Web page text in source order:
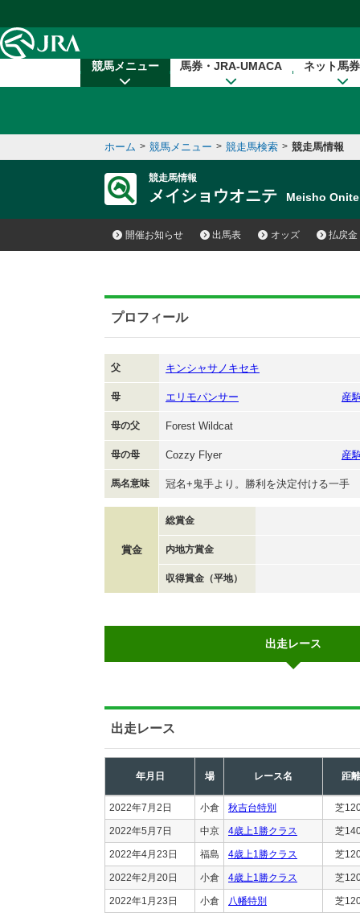
競馬メニュー 馬券・JRA-UMACA ネット馬
ホーム > 競馬メニュー > 競走馬検索 > 競走馬情報
競走馬情報
メイショウオニテ Meisho
開催お知らせ 出馬表 オッズ 払戻金
プロフィール
父 キンシャサノキセキ
母 エリモパンサー 産
母の父 Forest Wildcat
母の母 Cozzy Flyer 産
馬名意味 冠名+鬼手より。勝利を決定付ける一手
賞金
総賞金
内地方賞金
収得賞金（平地）
出走レース
出走レース
年月日 場 レース名 距離
2022年7月2日 小倉 秋吉台特別 芝
2022年5月7日 中京 4歳上1勝クラス 芝
2022年4月23日 福島 4歳上1勝クラス 芝
2022年2月20日 小倉 4歳上1勝クラス 芝
2022年1月23日 小倉 八幡特別 芝